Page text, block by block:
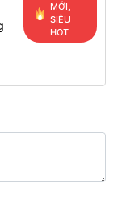
MỚI,
SIÊU
HOT